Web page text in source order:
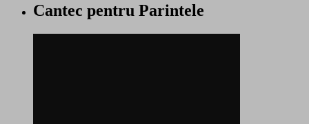
Cantec pentru Parintele